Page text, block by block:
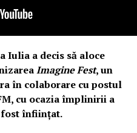
a decis să aloce
Imagine Fest, un
în colaborare cu postul
cu ocazia împlinirii a
fost înființat.